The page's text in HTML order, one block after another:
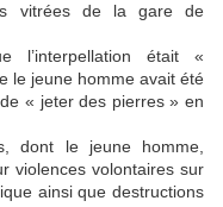
vitrées de la gare de
l’interpellation était «
le jeune homme avait été
« jeter des pierres » en
dont le jeune homme,
violences volontaires sur
ainsi que destructions